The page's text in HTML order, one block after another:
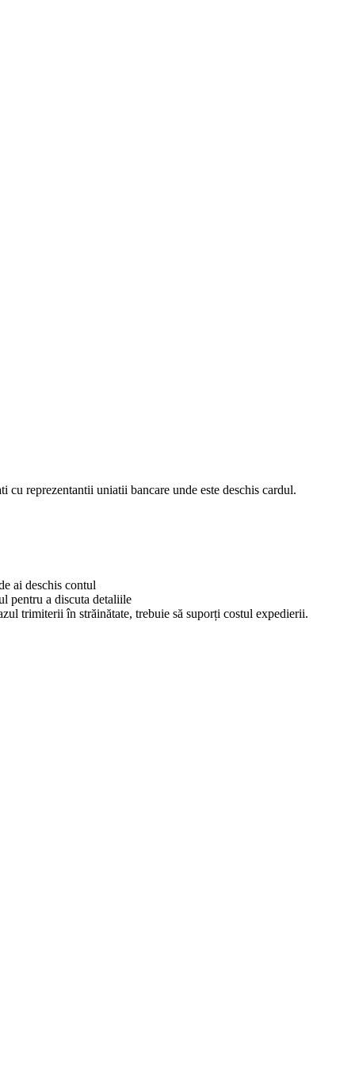
reprezentantii uniatii bancare unde este deschis cardul.
ai deschis contul
pentru a discuta detaliile
trimiterii în străinătate, trebuie să suporți costul expedierii.